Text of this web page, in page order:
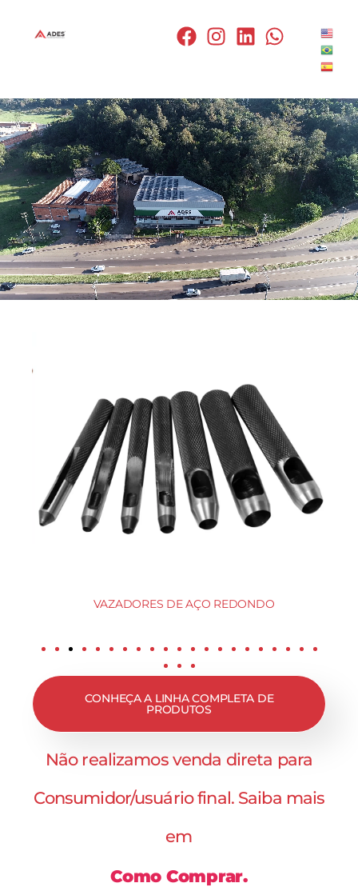
VAZADORES DE AÇO REDONDO
CONHEÇA A LINHA COMPLETA DE
PRODUTOS
Não realizamos venda direta para
Consumidor/usuário final. Saiba mais
em
Como Comprar.